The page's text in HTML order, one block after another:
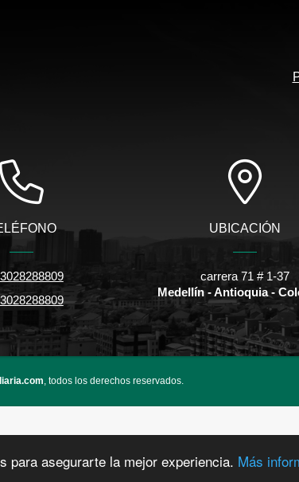
para asegurarte la mejor experiencia. Más
UBICACIÓN
carrera 71 # 1-37
Medellín - Antioquia -
, todos los derechos reservados.